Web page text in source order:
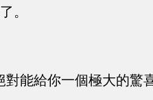
。
能給你一個極大的驚